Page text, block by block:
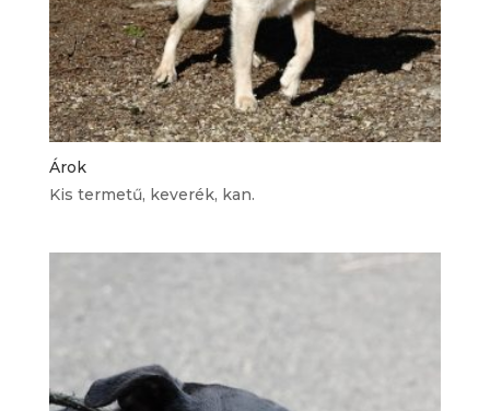
Árok
Kis termetű, keverék, kan.